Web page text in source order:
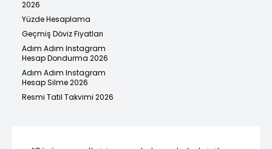
2026
Yüzde Hesaplama
Geçmiş Döviz Fiyatları
Adım Adım Instagram
Hesap Dondurma 2026
Adım Adım Instagram
Hesap Silme 2026
Resmi Tatil Takvimi 2026